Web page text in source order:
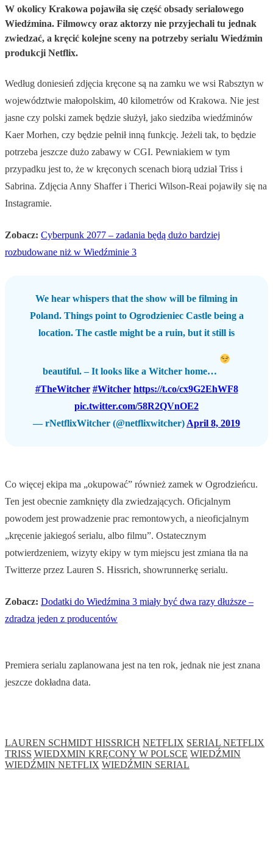
W okolicy Krakowa pojawiła się część obsady serialowego
Wiedźmina. Filmowcy oraz aktorzy nie przyjechali tu jednak
zwiedzać, a kręcić kolejne sceny na potrzeby serialu Wiedźmin
produkcji Netflix.
Według doniesień zdjęcia kręcone są na zamku we wsi Rabsztyn w
województwie małopolskim, 40 kilometrów od Krakowa. Nie jest
jasne czy polski zamek będzie służył, jako siedziba wiedźminów
Kaer Morhen, czy będzie pełnił inną funkcję. Jeżeli tak, to będzie
potrzeba jeszcze dużo zabawy w CGI. Pewniakiem w tym
przypadku jest to, że w kręconych scenach biorą udział Triss i
Sabrina. Zdjęcia Anny Shaffer i Therici Wilson-Reai pojawiły się na
Instagramie.
Zobacz: Cyberpunk 2077 – zadania będą dużo bardziej
rozbudowane niż w Wiedźminie 3
We hear whispers that the show will be filming in
Poland. Things point to Ogrodzieniec Castle being a
location. The castle might be a ruin, but it still is
beautiful. – It looks like a Witcher home…
#TheWitcher #Witcher https://t.co/cx9G2EhWF8
pic.twitter.com/58R2QVnOE2
— rNetflixWitcher (@netflixwitcher) April 8, 2019
Co więcej ekipa ma „okupować” również zamek w Ogrodzieńcu.
Ten jest obecnie zamknięty dla zwiedzających. Oficjalnym
powodem jest prowadzenie prac remontowych, a nieoficjalnym
„kręcenie jakiegoś serialu, albo filmu”. Ostatecznym
potwierdzeniem, wizyty ekipy w tym miejscu jest zmiana tła na
Twitterze przez Lauren S. Hissrich, showrunnerkę serialu.
Zobacz: Dodatki do Wiedźmina 3 miały być dwa razy dłuższe –
zdradza jeden z producentów
Premiera serialu zaplanowana jest na ten rok, jednak nie jest znana
jeszcze dokładna data.
LAUREN SCHMIDT HISSRICH NETFLIX SERIAL NETFLIX
TRISS WIEDXMIN KRĘCONY W POLSCE WIEDŹMIN
WIEDŹMIN NETFLIX WIEDŹMIN SERIAL